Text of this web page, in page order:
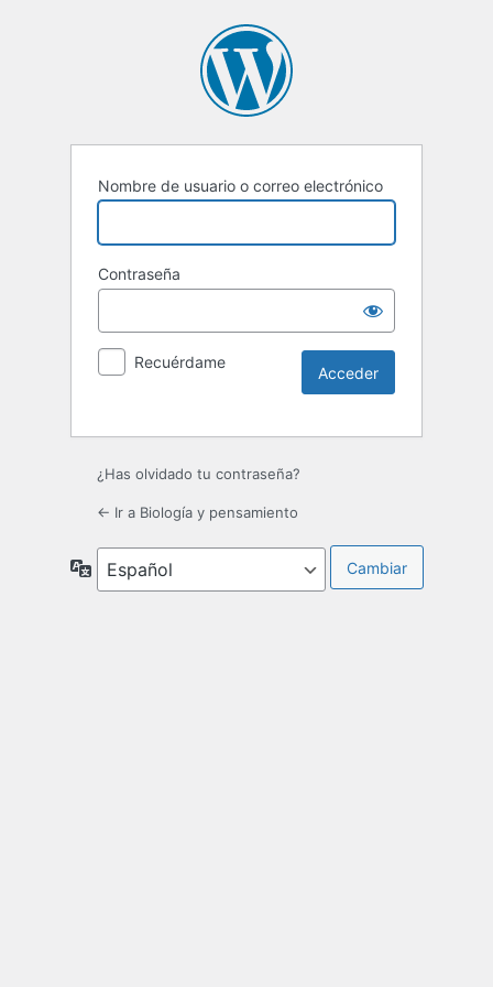
Nombre de usuario o correo electrónico
Contraseña
Recuérdame
¿Has olvidado tu contraseña?
← Ir a Biología y pensamiento
Idioma